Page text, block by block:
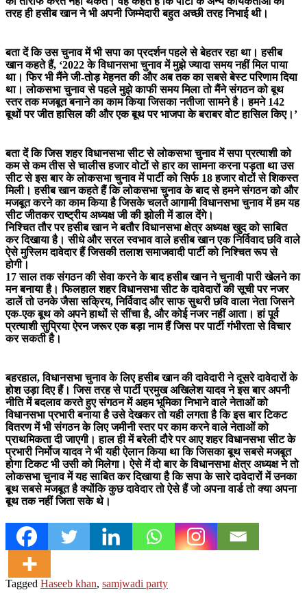
तरह ही हसीब खान ने भी अपनी जिम्मेदारी बहुत अच्छी तरह निभाई थी।
बता दें कि उस चुनाव में भी सपा का प्रदर्शन पहले से बेहतर रहा था। हसीब
खान कहते हैं, ‘2022 के विधानसभा चुनाव में मुझे ज्यादा समय नहीं मिल पाया
था। फिर भी मैंने जी-तोड़ मेहनत की और अब तक का सबसे बेस्ट परिणाम दिया
था। लोकसभा चुनाव से पहले मुझे काफी समय मिला तो मैंने संगठन को बूथ
स्तर तक मजबूत बनाने का काम किया जिसका नतीजा सामने है। हमने 142
बूथों पर जीत हासिल की और एक बूथ पर भाजपा के बराबर वोट हासिल किए।’
बता दें कि जिस शहर विधानसभा सीट से लोकसभा चुनाव में सपा प्रत्याशी को
कम से कम तीस से चालीस हजार वोटों से हार का सामना करना पड़ता था उस
सीट से इस बार के लोकसभा चुनाव में पार्टी को सिर्फ 18 हजार वोटों से शिकस्त
मिली। हसीब खान कहते हैं कि लोकसभा चुनाव के बाद से हमने संगठन को और
मजबूत करने का काम किया है जिसके चलते आगामी विधानसभा चुनाव में हम यह
सीट जीतकर राष्ट्रीय अध्यक्ष जी की झोली में डाल देंगे।
निश्चित तौर पर हसीब खान ने बतौर विधानसभा क्षेत्र अध्यक्ष खुद को साबित
कर दिखाया है। सीधे और सरल स्वभाव वाले हसीब खान एक निर्विवाद छवि वाले
ऐसे मुस्लिम दावेदार हैं जिसकी तलाश समाजवादी पार्टी को निश्चित रूप से
होगी।
17 साल तक संगठन की सेवा करने के बाद हसीब खान ने चुनावी पारी खेलने का
मन बनाया है। फिलहाल शहर विधानसभा सीट के दावेदारों की सूची पर नजर
डालें तो उनके जैसा सक्रिय, निर्विवाद और साफ सुथरी छवि वाला नेता जिसने
एक-एक बूथ को अपने हाथों से सींचा है, और कोई नजर नहीं आता। हां पूर्व
प्रत्याशी सुप्रिया ऐरन जरूर एक बड़ा नाम हैं जिस पर पार्टी गंभीरता से विचार
कर सकती है।
बहरहाल, विधानसभा चुनाव के लिए हसीब खान की दावेदारी ने दूसरे दावेदारों के
होश उड़ा दिए हैं। जिस तरह से पार्टी प्रमुख अखिलेश यादव ने इस बार अपनी
नीति में बदलाव करते हुए संगठन में अहम भूमिका निभाने वाले नेताओं को
विधानसभा प्रभारी बनाया है उसे देखकर तो यही लगता है कि इस बार टिकट
वितरण में भी संगठन के लिए जमीनी स्तर पर काम करने वाले नेताओं को
प्राथमिकता दी जाएगी। हाल ही में बरेली दौरे पर आए शहर विधानसभा सीट के
प्रभारी निर्मोज यादव ने भी यही ऐलान किया था कि जिसका बूथ सबसे मजबूत
होगा टिकट भी उसी को मिलेगा। ऐसे में दो बार के विधानसभा क्षेत्र अध्यक्ष ने तो
लोकसभा चुनाव में यह साबित कर दिखाया है कि सपा के सारे दावेदारों में उनका
बूथ सबसे मजबूत है क्योंकि कुछ दावेदार तो ऐसे हैं जो अपना वार्ड तो क्या अपना
बूथ तक नहीं जिता सके थे।
Tagged Haseeb khan, samjwadi party